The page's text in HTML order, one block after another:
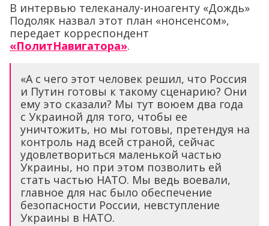
В интервью телеканалу-иноагенту «Дождь»
Подоляк назвал этот план «нонсенсом»,
передает корреспондент
«ПолитНавигатора».
«А с чего этот человек решил, что Россия
и Путин готовы к такому сценарию? Они
ему это сказали? Мы тут воюем два года
с Украиной для того, чтобы ее
уничтожить, но мы готовы, претендуя на
контроль над всей страной, сейчас
удовлетвориться маленькой частью
Украины, но при этом позволить ей
стать частью НАТО. Мы ведь воевали,
главное для нас было обеспечение
безопасности России, невступление
Украины в НАТО.